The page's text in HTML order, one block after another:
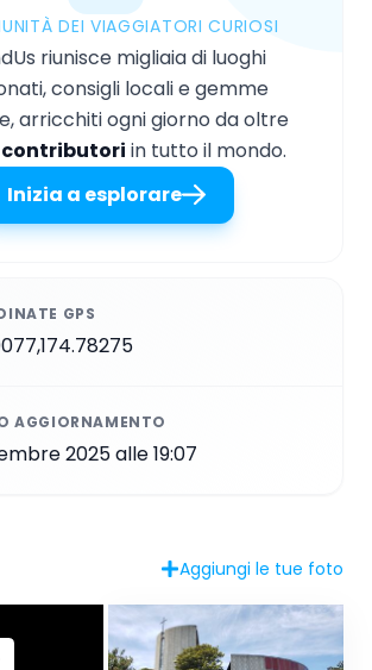
DEI VIAGGIATORI CURIOSI
riunisce migliaia di luoghi
consigli locali e gemme
arricchiti ogni giorno da oltre
contributori in tutto il mondo.
Inizia a esplorare
GPS
AGGIORNAMENTO
2025 alle 19:07
Aggiungi le tue foto